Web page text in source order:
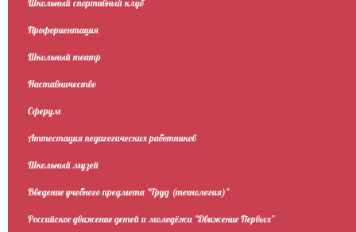
Школьный спортивный клуб
Профориентация
Школьный театр
Наставничество
Сферум
Аттестация педагогических работников
Школьный музей
Введение учебного предмета "Труд (технология)"
Российское движение детей и молодёжи "Движение Первых"